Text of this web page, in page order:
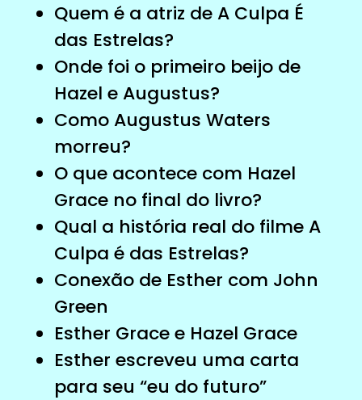
Quem é a atriz de A Culpa É
das Estrelas?
Onde foi o primeiro beijo de
Hazel e Augustus?
Como Augustus Waters
morreu?
O que acontece com Hazel
Grace no final do livro?
Qual a história real do filme A
Culpa é das Estrelas?
Conexão de Esther com John
Green
Esther Grace e Hazel Grace
Esther escreveu uma carta
para seu “eu do futuro”